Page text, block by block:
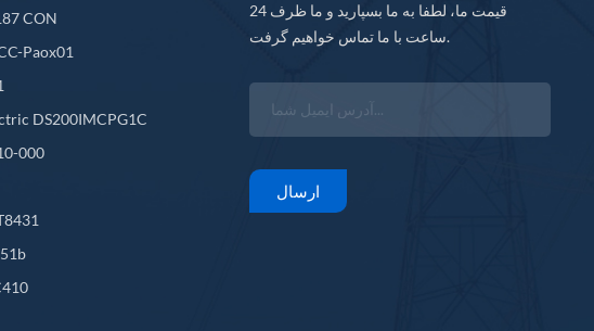
CON
Paox01
DS200IMCPG1C
000
قیمت ما، لطفا به ما بسپارید و ما ظرف 24
ساعت با ما تماس خواهیم گرفت.
ارسال